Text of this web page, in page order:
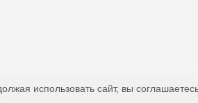
использовать сайт, вы